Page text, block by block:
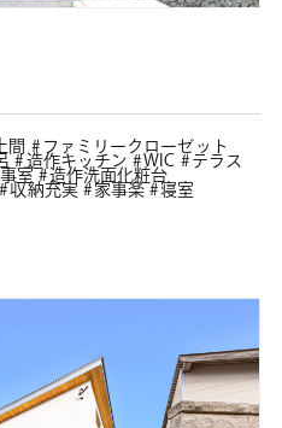
間
ファミリークローゼット
造作キッチン WIC
テラス
室
造作洗面化粧台
収納充実 家事楽
寝室